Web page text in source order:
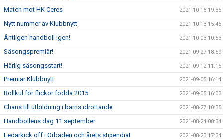
Match mot HK Ceres 2021-10-16 19:35
Nytt nummer av Klubbnytt 2021-10-13 15:45
Äntligen handboll igen! 2021-10-03 10:53
Säsongspremiär! 2021-09-27 18:59
Härlig säsongsstart! 2021-09-12 11:15
Premiär Klubbnytt 2021-09-05 16:14
Bollkul för flickor födda 2015 2021-09-05 16:03
Chans till utbildning i barns idrottande 2021-08-27 10:35
Handbollens dag 11 september 2021-08-24 08:34
Ledarkick off i Orbaden och årets stipendiat 2021-08-23 17:34